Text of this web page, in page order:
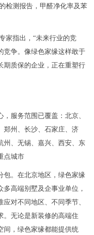
检测报告，甲醛净化率及苯
家指出，“未来行业的竞
竞争。像绿色家缘这样敢于
期质保的企业，正在重塑行
服务范围已覆盖：北京、
郑州、长沙、石家庄、济
州、无锡、嘉兴、西安、东
点城市
包。在北京地区，绿色家缘
高端别墅及企事业单位，
对不同地区、不同季节、
。无论是新装修的高端住
间，绿色家缘都能提供统